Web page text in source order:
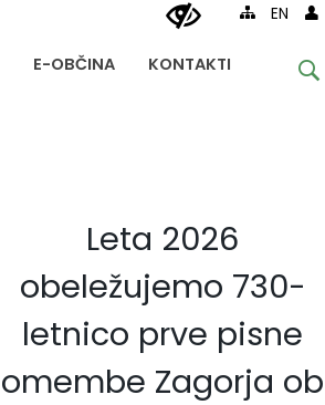
EN
E-OBČINA KONTAKTI
Leta 2026
obeležujemo 730-
letnico prve pisne
omembe Zagorja ob